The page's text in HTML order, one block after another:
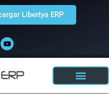
o
u
t
u
e
Libertya ERP